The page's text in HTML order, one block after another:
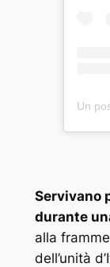
Servivano
durante
alla
dell’unità